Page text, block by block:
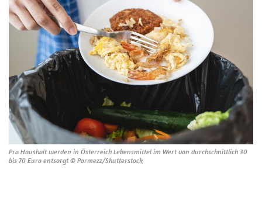
Pro Haushalt werden in Österreich Lebensmittel im Wert von durchschnittlich 30
bis 70 Euro entsorgt © Pormezz/Shutterstock